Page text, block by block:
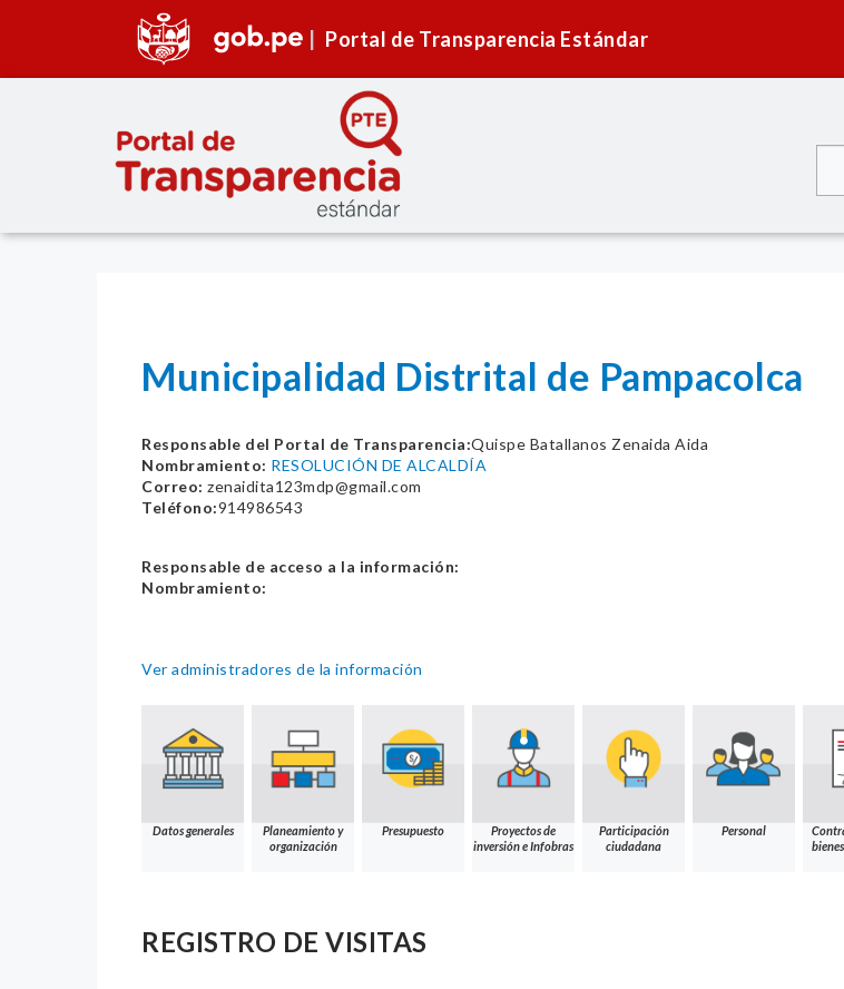
Portal de Transparencia Estándar
Municipalidad Distrital de Pampacolca
Responsable del Portal de Transparencia:Quispe Batallanos Zenaida Aida
Nombramiento: RESOLUCIÓN DE ALCALDÍA
Correo: zenaidita123mdp@gmail.com
Teléfono:914986543
Responsable de acceso a la información:
Nombramiento:
Ver administradores de la información
Datos generales
Planeamiento y
organización
Presupuesto
Proyectos de
inversión e Infobras
Participación
ciudadana
Personal
REGISTRO DE VISITAS